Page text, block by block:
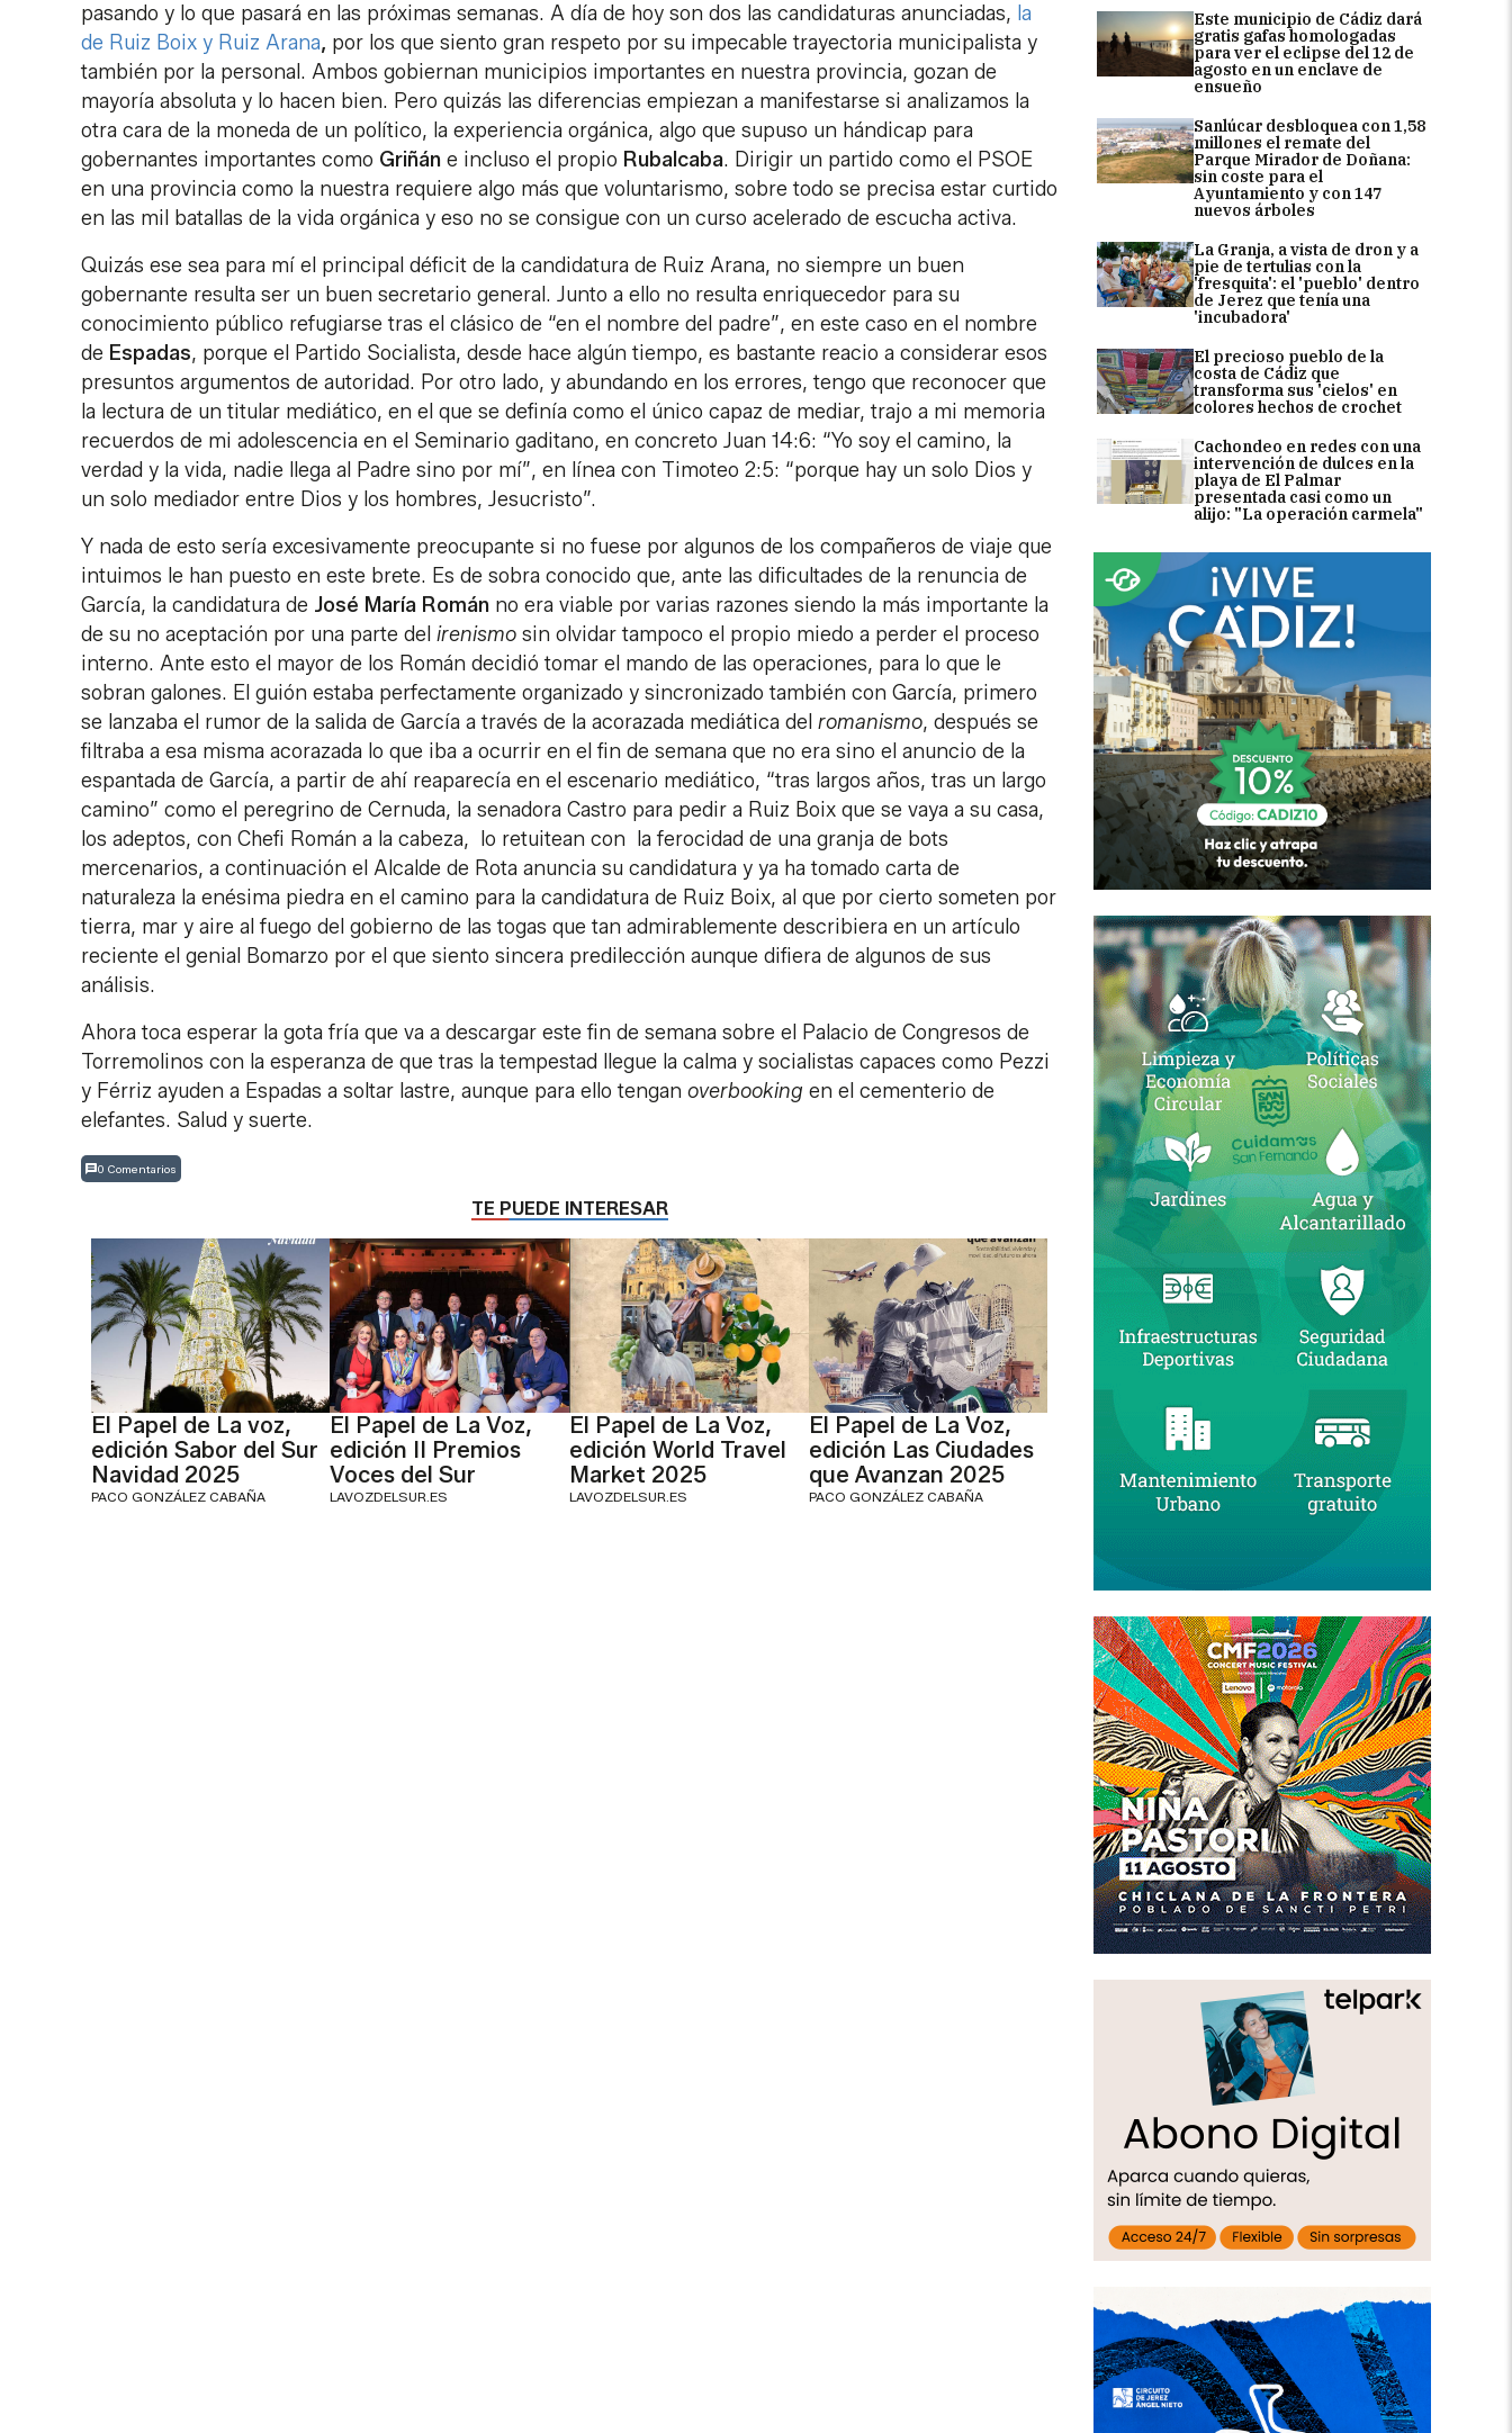
Este municipio de Cádiz dará
gratis gafas homologadas
para ver el eclipse del 12 de
agosto en un enclave de
ensueño
Sanlúcar desbloquea con 1,58
millones el remate del
Parque Mirador de Doñana:
sin coste para el
Ayuntamiento y con 147
nuevos árboles
La Granja, a vista de dron y a
pie de tertulias con la
'fresquita': el 'pueblo' dentro
de Jerez que tenía una
'incubadora'
El precioso pueblo de la
costa de Cádiz que
transforma sus 'cielos' en
colores hechos de crochet
Cachondeo en redes con una
intervención de dulces en la
playa de El Palmar
presentada casi como un
alijo: "La operación carmela"
pasando y lo que pasará en las próximas semanas. A día de hoy son dos las candidaturas anunciadas, la
de Ruiz Boix y Ruiz Arana, por los que siento gran respeto por su impecable trayectoria municipalista y
también por la personal. Ambos gobiernan municipios importantes en nuestra provincia, gozan de
mayoría absoluta y lo hacen bien. Pero quizás las diferencias empiezan a manifestarse si analizamos la
otra cara de la moneda de un político, la experiencia orgánica, algo que supuso un hándicap para
gobernantes importantes como Griñán e incluso el propio Rubalcaba. Dirigir un partido como el PSOE
en una provincia como la nuestra requiere algo más que voluntarismo, sobre todo se precisa estar curtido
en las mil batallas de la vida orgánica y eso no se consigue con un curso acelerado de escucha activa.
Quizás ese sea para mí el principal déficit de la candidatura de Ruiz Arana, no siempre un buen
gobernante resulta ser un buen secretario general. Junto a ello no resulta enriquecedor para su
conocimiento público refugiarse tras el clásico de “en el nombre del padre”, en este caso en el nombre
de Espadas, porque el Partido Socialista, desde hace algún tiempo, es bastante reacio a considerar esos
presuntos argumentos de autoridad. Por otro lado, y abundando en los errores, tengo que reconocer que
la lectura de un titular mediático, en el que se definía como el único capaz de mediar, trajo a mi memoria
recuerdos de mi adolescencia en el Seminario gaditano, en concreto Juan 14:6: “Yo soy el camino, la
verdad y la vida, nadie llega al Padre sino por mí”, en línea con Timoteo 2:5: “porque hay un solo Dios y
un solo mediador entre Dios y los hombres, Jesucristo”.
Y nada de esto sería excesivamente preocupante si no fuese por algunos de los compañeros de viaje que
intuimos le han puesto en este brete. Es de sobra conocido que, ante las dificultades de la renuncia de
García, la candidatura de José María Román no era viable por varias razones siendo la más importante la
de su no aceptación por una parte del irenismo sin olvidar tampoco el propio miedo a perder el proceso
interno. Ante esto el mayor de los Román decidió tomar el mando de las operaciones, para lo que le
sobran galones. El guión estaba perfectamente organizado y sincronizado también con García, primero
se lanzaba el rumor de la salida de García a través de la acorazada mediática del romanismo, después se
filtraba a esa misma acorazada lo que iba a ocurrir en el fin de semana que no era sino el anuncio de la
espantada de García, a partir de ahí reaparecía en el escenario mediático, “tras largos años, tras un largo
camino” como el peregrino de Cernuda, la senadora Castro para pedir a Ruiz Boix que se vaya a su casa,
los adeptos, con Chefi Román a la cabeza, lo retuitean con la ferocidad de una granja de bots
mercenarios, a continuación el Alcalde de Rota anuncia su candidatura y ya ha tomado carta de
naturaleza la enésima piedra en el camino para la candidatura de Ruiz Boix, al que por cierto someten por
tierra, mar y aire al fuego del gobierno de las togas que tan admirablemente describiera en un artículo
reciente el genial Bomarzo por el que siento sincera predilección aunque difiera de algunos de sus
análisis.
Ahora toca esperar la gota fría que va a descargar este fin de semana sobre el Palacio de Congresos de
Torremolinos con la esperanza de que tras la tempestad llegue la calma y socialistas capaces como Pezzi
y Férriz ayuden a Espadas a soltar lastre, aunque para ello tengan overbooking en el cementerio de
elefantes. Salud y suerte.
0 Comentarios
TE PUEDE INTERESAR
El Papel de La voz,
edición Sabor del Sur
Navidad 2025
PACO GONZÁLEZ CABAÑA
El Papel de La Voz,
edición II Premios
Voces del Sur
LAVOZDELSUR.ES
El Papel de La Voz,
edición World Travel
Market 2025
LAVOZDELSUR.ES
El Papel de La Voz,
edición Las Ciudades
que Avanzan 2025
PACO GONZÁLEZ CABAÑA